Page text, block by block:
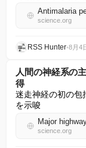
science.org
RSS Hunter•8月4
人間の神経系の
得
迷走神経の初の包
を示唆
science.org